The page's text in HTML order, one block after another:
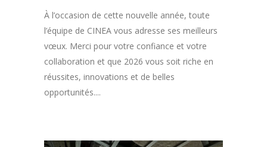
À l’occasion de cette nouvelle année, toute
l’équipe de CINEA vous adresse ses meilleurs
vœux. Merci pour votre confiance et votre
collaboration et que 2026 vous soit riche en
réussites, innovations et de belles
opportunités....